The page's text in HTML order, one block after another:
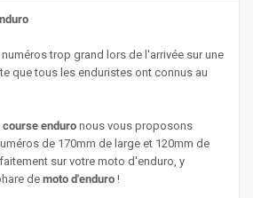
trop grand lors de l'arrivée sur une
que tous les enduristes ont connus au
course enduro nous vous proposons
de 170mm de large et 120mm de
sur votre moto d'enduro, y
de moto d'enduro !